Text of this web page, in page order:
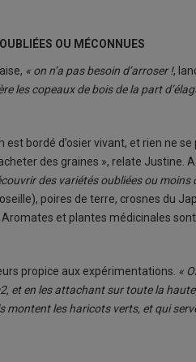
OU MÉCONNUES
« on n’a pas besoin d’arroser !,
les copeaux de bois de la part
est bordé d’osier vivant, et rien ne
des graines », relate Justine.
des variétés oubliées ou moins
poires de terre, crosnes du
et plantes médicinales
propice aux expérimentations. «
2, et en les attachant sur toute la
montent les haricots verts, et qui